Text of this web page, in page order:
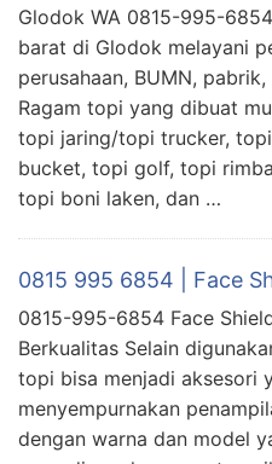
Glodok WA 0815-995-
barat di Glodok melayani
perusahaan, BUMN,
Ragam topi yang dibuat
topi jaring/topi trucker,
bucket, topi golf, topi
topi boni laken, dan …
0815 995 6854 | Face
0815-995-6854 Face
Berkualitas Selain
topi bisa menjadi aksesori
menyempurnakan
dengan warna dan model